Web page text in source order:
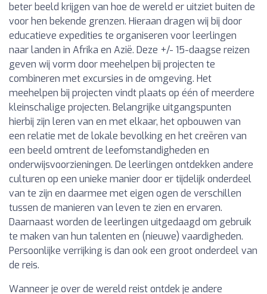
beter beeld krijgen van hoe de wereld er uitziet buiten de
voor hen bekende grenzen. Hieraan dragen wij bij door
educatieve expedities te organiseren voor leerlingen
naar landen in Afrika en Azië. Deze +/- 15-daagse reizen
geven wij vorm door meehelpen bij projecten te
combineren met excursies in de omgeving. Het
meehelpen bij projecten vindt plaats op één of meerdere
kleinschalige projecten. Belangrijke uitgangspunten
hierbij zijn leren van en met elkaar, het opbouwen van
een relatie met de lokale bevolking en het creëren van
een beeld omtrent de leefomstandigheden en
onderwijsvoorzieningen. De leerlingen ontdekken andere
culturen op een unieke manier door er tijdelijk onderdeel
van te zijn en daarmee met eigen ogen de verschillen
tussen de manieren van leven te zien en ervaren.
Daarnaast worden de leerlingen uitgedaagd om gebruik
te maken van hun talenten en (nieuwe) vaardigheden.
Persoonlijke verrijking is dan ook een groot onderdeel van
de reis.
Wanneer je over de wereld reist ontdek je andere